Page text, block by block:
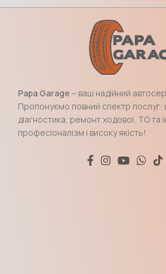
Papa Garage – ваш надійний
Пропонуємо повний спектр
діагностика, ремонт ходової, ТО та
професіоналізм і високу якість!